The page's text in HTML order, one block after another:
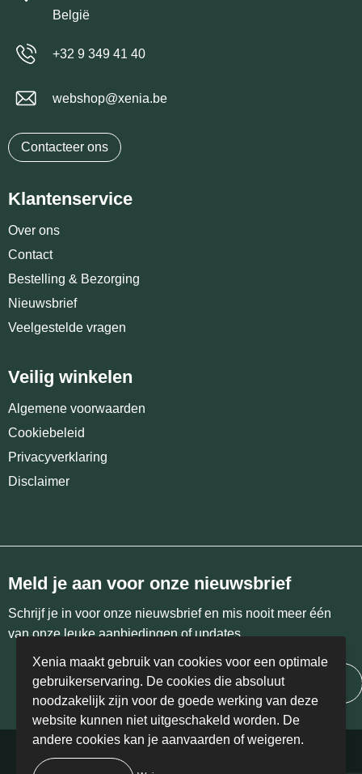
België
+32 9 349 41 40
webshop@xenia.be
Contacteer ons
Klantenservice
Over ons
Contact
Bestelling & Bezorging
Nieuwsbrief
Veelgestelde vragen
Veilig winkelen
Algemene voorwaarden
Cookiebeleid
Privacyverklaring
Disclaimer
Meld je aan voor onze nieuwsbrief
Schrijf je in voor onze nieuwsbrief en mis nooit meer één
van onze leuke aanbiedingen of updates.
Inschrijven
© Copyright Xenia 2024 | BE 0458.405.766
Xenia maakt gebruik van cookies voor een optimale
gebruikerservaring. De cookies die absoluut
noodzakelijk zijn voor de goede werking van deze
website kunnen niet uitgeschakeld worden. De
andere cookies kan je aanvaarden of weigeren.